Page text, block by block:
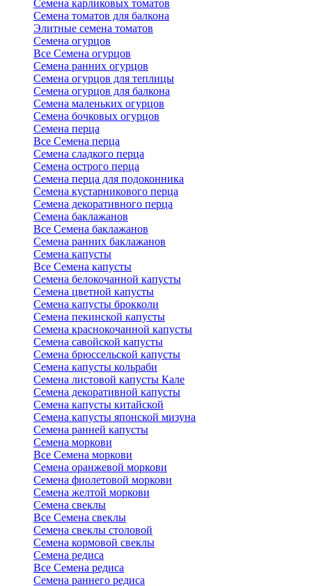
Семена карликовых томатов
Семена томатов для балкона
Элитные семена томатов
Семена огурцов
Все Семена огурцов
Семена ранних огурцов
Семена огурцов для теплицы
Семена огурцов для балкона
Семена маленьких огурцов
Семена бочковых огурцов
Семена перца
Все Семена перца
Семена сладкого перца
Семена острого перца
Семена перца для подоконника
Семена кустарникового перца
Семена декоративного перца
Семена баклажанов
Все Семена баклажанов
Семена ранних баклажанов
Семена капусты
Все Семена капусты
Семена белокочанной капусты
Семена цветной капусты
Семена капусты брокколи
Семена пекинской капусты
Семена краснокочанной капусты
Семена савойской капусты
Семена брюссельской капусты
Семена капусты кольраби
Семена листовой капусты Кале
Семена декоративной капусты
Семена капусты китайской
Семена капусты японской мизуна
Семена ранней капусты
Семена моркови
Все Семена моркови
Семена оранжевой моркови
Семена фиолетовой моркови
Семена желтой моркови
Семена свеклы
Все Семена свеклы
Семена свеклы столовой
Семена кормовой свеклы
Семена редиса
Все Семена редиса
Семена раннего редиса